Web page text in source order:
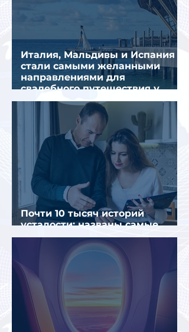
Италия, Мальдивы и Испания
стали самыми желанными
направлениями для
свадебного путешествия у
россиян
Почти 10 тысяч историй
усталости: названы самые
уставшие россияне